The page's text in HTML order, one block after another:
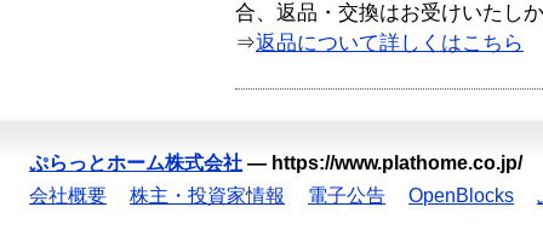
合、返品・交換はお受けいたし
⇒返品について詳しくはこちら
ぷらっとホーム株式会社 — https://www.plathome.co.jp/
会社概要
株主・投資家情報 電子公告 OpenBlocks